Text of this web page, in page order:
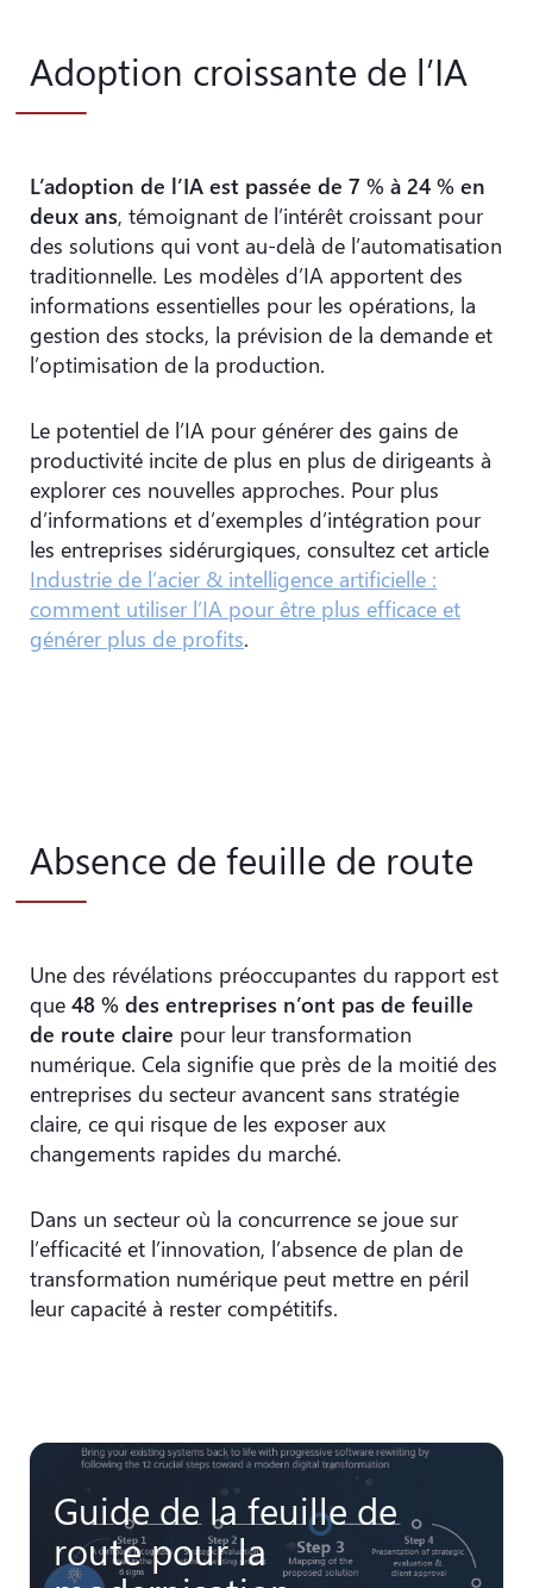
Adoption croissante de l’IA
L’adoption de l’IA est passée de 7 % à 24 % en
deux ans, témoignant de l’intérêt croissant pour
des solutions qui vont au-delà de l’automatisation
traditionnelle. Les modèles d’IA apportent des
informations essentielles pour les opérations, la
gestion des stocks, la prévision de la demande et
l’optimisation de la production.
Le potentiel de l’IA pour générer des gains de
productivité incite de plus en plus de dirigeants à
explorer ces nouvelles approches. Pour plus
d’informations et d’exemples d’intégration pour
les entreprises sidérurgiques, consultez cet article
Industrie de l’acier & intelligence artificielle :
comment utiliser l’IA pour être plus efficace et
générer plus de profits.
Absence de feuille de route
Une des révélations préoccupantes du rapport est
que 48 % des entreprises n’ont pas de feuille
de route claire pour leur transformation
numérique. Cela signifie que près de la moitié des
entreprises du secteur avancent sans stratégie
claire, ce qui risque de les exposer aux
changements rapides du marché.
Dans un secteur où la concurrence se joue sur
l’efficacité et l’innovation, l’absence de plan de
transformation numérique peut mettre en péril
leur capacité à rester compétitifs.
Guide de la feuille de
route pour la